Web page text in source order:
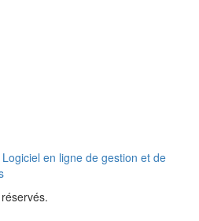
Logiciel en ligne de gestion et de